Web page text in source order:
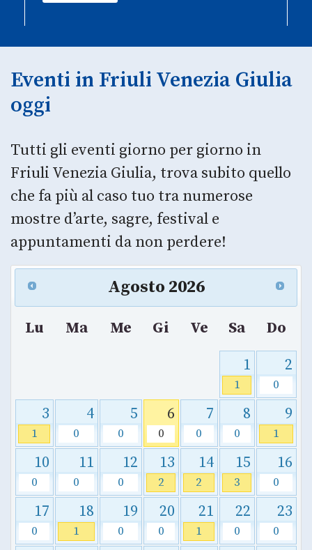
Eventi in Friuli Venezia Giulia
oggi
Tutti gli eventi giorno per giorno in
Friuli Venezia Giulia, trova subito quello
che fa più al caso tuo tra numerose
mostre d’arte, sagre, festival e
appuntamenti da non perdere!
Agosto 2026
Lu Ma Me Gi Ve Sa
Do
1
1
2
0
3
1
4
0
5
0
6
0
7
0
8
0
9
1
10
0
11
0
12
0
13
2
14
2
15
3
16
0
17
0
18
1
19
0
20
0
21
1
22
0
23
0